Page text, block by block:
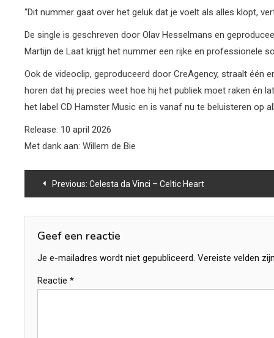
“Dit nummer gaat over het geluk dat je voelt als alles klopt,
De single is geschreven door Olav Hesselmans en
Martijn de Laat krijgt het nummer een rijke en professionele
Ook de videoclip, geproduceerd door CreAgency, straalt één
horen dat hij precies weet hoe hij het publiek moet raken én
het label CD Hamster Music en is vanaf nu te beluisteren op
Release: 10 april 2026
Met dank aan: Willem de Bie
Bericht
navigatie
Previous: Celesta da Vinci – Celtic Heart
Geef een reactie
Je e-mailadres wordt niet gepubliceerd. Vereiste velden
Reactie *